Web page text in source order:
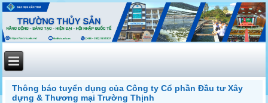
Thông báo tuyển dụng của Công ty Cổ phần Đầu tư Xây
dựng & Thương mại Trường Thịnh